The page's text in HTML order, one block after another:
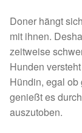
Spenden
Juli bis
Doner hängt
mit ihnen.
zeitweise
Hunden
Hündin, egal ob
genießt es
auszutoben.